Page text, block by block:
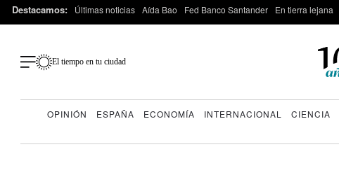
Destacamos: Últimas noticias Aída Bao Fed Banco Santander En tierra lejana
El tiempo en tu ciudad
OPINIÓN ESPAÑA ECONOMÍA INTERNACIONAL CIENCIA